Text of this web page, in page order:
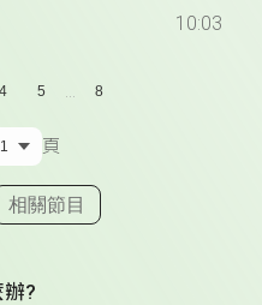
10:03
4 5 ... 8
頁
示相關單集
相關節目
?